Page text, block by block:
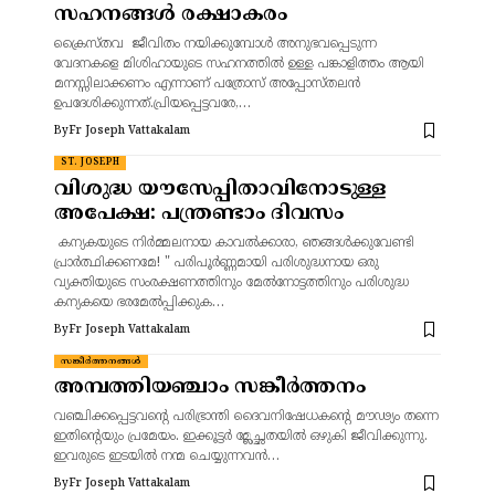
സഹനങ്ങൾ രക്ഷാകരം
ക്രൈസ്തവ ജീവിതം നയിക്കുമ്പോൾ അനുഭവപ്പെടുന്ന
വേദനകളെ മിശിഹായുടെ സഹനത്തിൽ ഉള്ള പങ്കാളിത്തം ആയി
മനസ്സിലാക്കണം എന്നാണ് പത്രോസ് അപ്പോസ്തലൻ
ഉപദേശിക്കുന്നത്.പ്രിയപ്പെട്ടവരേ,…
ByFr Joseph Vattakalam
ST. JOSEPH
വിശുദ്ധ യൗസേപ്പിതാവിനോടുള്ള
അപേക്ഷ: പന്ത്രണ്ടാം ദിവസം
കന്യകയുടെ നിർമ്മലനായ കാവൽക്കാരാ, ഞങ്ങൾക്കുവേണ്ടി
പ്രാർത്ഥിക്കണമേ! " പരിപൂർണ്ണമായി പരിശുദ്ധനായ ഒരു
വ്യക്തിയുടെ സംരക്ഷണത്തിനും മേൽനോട്ടത്തിനും പരിശുദ്ധ
കന്യകയെ ഭരമേൽപ്പിക്കുക…
ByFr Joseph Vattakalam
സങ്കീർത്തനങ്ങൾ
അമ്പത്തിയഞ്ചാം സങ്കീർത്തനം
വഞ്ചിക്കപ്പെട്ടവന്റെ പരിഭ്രാന്തി ദൈവനിഷേധകന്റെ മൗഢ്യം തന്നെ
ഇതിന്റെയും പ്രമേയം. ഇക്കൂട്ടർ മ്ലേച്ഛതയിൽ ഒഴുകി ജീവിക്കുന്നു.
ഇവരുടെ ഇടയിൽ നന്മ ചെയ്യുന്നവൻ…
ByFr Joseph Vattakalam